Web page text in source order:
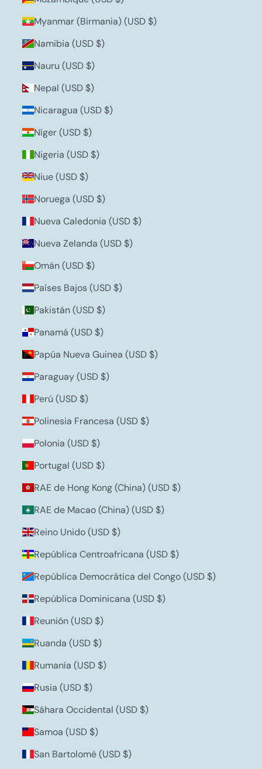
Myanmar (Birmania) (USD $)
Namibia (USD $)
Nauru (USD $)
Nepal (USD $)
Nicaragua (USD $)
Níger (USD $)
Nigeria (USD $)
Niue (USD $)
Noruega (USD $)
Nueva Caledonia (USD $)
Nueva Zelanda (USD $)
Omán (USD $)
Países Bajos (USD $)
Pakistán (USD $)
Panamá (USD $)
Papúa Nueva Guinea (USD $)
Paraguay (USD $)
Perú (USD $)
Polinesia Francesa (USD $)
Polonia (USD $)
Portugal (USD $)
RAE de Hong Kong (China) (USD $)
RAE de Macao (China) (USD $)
Reino Unido (USD $)
República Centroafricana (USD $)
República Democrática del Congo (USD $)
República Dominicana (USD $)
Reunión (USD $)
Ruanda (USD $)
Rumanía (USD $)
Rusia (USD $)
Sáhara Occidental (USD $)
Samoa (USD $)
San Bartolomé (USD $)